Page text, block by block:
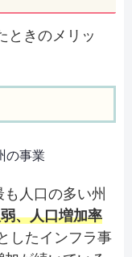
ときのメリッ
の事業
人口の多い州
、人口増加率
したインフラ事